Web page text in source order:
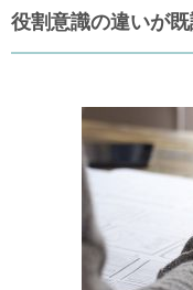
役割意識の違いが